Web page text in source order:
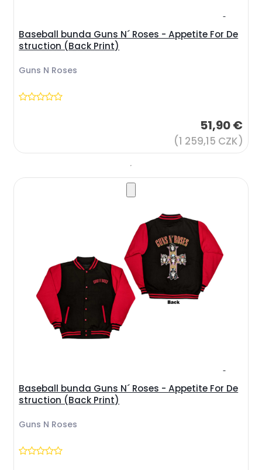
Baseball bunda Guns N´ Roses - Appetite For De
struction (Back Print)
Guns N Roses
51,90 €
(1 259,15 CZK)
Baseball bunda Guns N´ Roses - Appetite For De
struction (Back Print)
Guns N Roses